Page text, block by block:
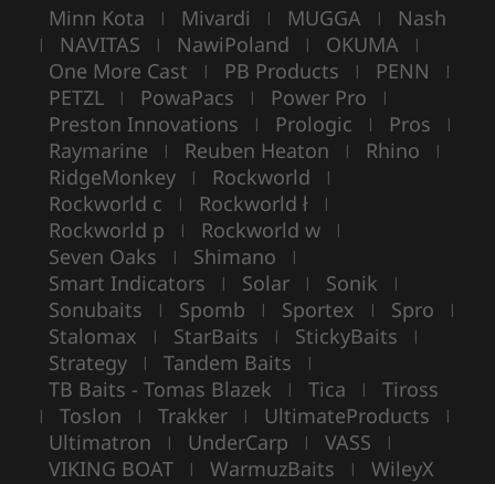
Minn Kota | Mivardi | MUGGA | Nash
| NAVITAS | NawiPoland | OKUMA |
One More Cast | PB Products | PENN |
PETZL | PowaPacs | Power Pro |
Preston Innovations | Prologic | Pros |
Raymarine | Reuben Heaton | Rhino |
RidgeMonkey | Rockworld |
Rockworld c | Rockworld ł |
Rockworld p | Rockworld w |
Seven Oaks | Shimano |
Smart Indicators | Solar | Sonik |
Sonubaits | Spomb | Sportex | Spro |
Stalomax | StarBaits | StickyBaits |
Strategy | Tandem Baits |
TB Baits - Tomas Blazek | Tica | Tiross
| Toslon | Trakker | UltimateProducts |
Ultimatron | UnderCarp | VASS |
VIKING BOAT | WarmuzBaits | WileyX